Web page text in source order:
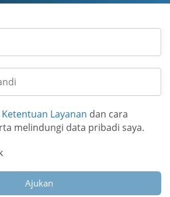
Ketentuan Layanan dan cara
melindungi data pribadi saya.
Ajukan